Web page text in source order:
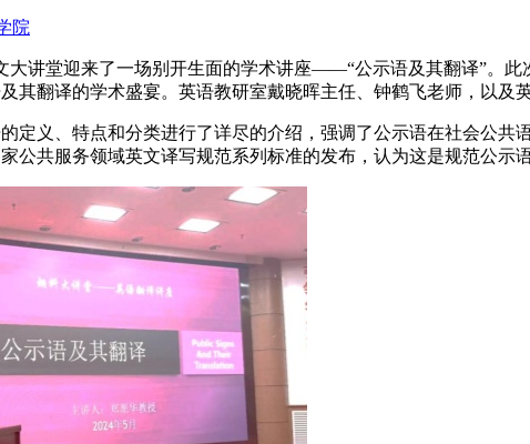
院
大讲堂迎来了一场别开生面的学术讲座——“公示语及其翻译”。
其翻译的学术盛宴。英语教研室戴晓晖主任、钟鹤飞老师，以及
定义、特点和分类进行了详尽的介绍，强调了公示语在社会公
公共服务领域英文译写规范系列标准的发布，认为这是规范公示